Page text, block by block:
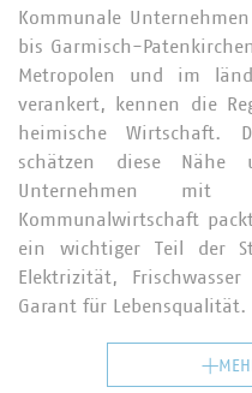
Kommunale
bis Garmisch-
Metropolen und im
verankert, kennen die
heimische Wirtschaft.
schätzen diese Nähe
Unternehmen mit
Kommunalwirtschaft
ein wichtiger Teil der
Elektrizität,
Garant für Lebensqualität.